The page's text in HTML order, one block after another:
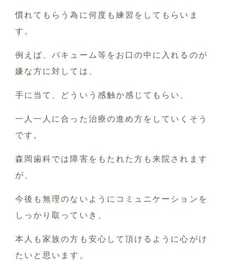
慣れてもらう為に何度も練習をしてもらいま
す。
例えば、バキューム等をお口の中に入れるのが
嫌な方に対しては、
手に当て、どういう感触か感じてもらい、
一人一人に合った治療の進め方をしていくそう
です。
森岡歯科では障害をもたれた方も来院されます
が、
今後も無理のないようにコミュニケーションを
しっかり取っていき、
本人も家族の方も安心して頂けるように心がけ
たいと思います。